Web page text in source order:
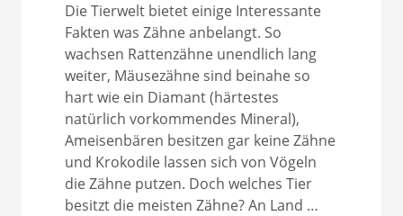
Die Tierwelt bietet einige Interessante
Fakten was Zähne anbelangt. So
wachsen Rattenzähne unendlich lang
weiter, Mäusezähne sind beinahe so
hart wie ein Diamant (härtestes
natürlich vorkommendes Mineral),
Ameisenbären besitzen gar keine Zähne
und Krokodile lassen sich von Vögeln
die Zähne putzen. Doch welches Tier
besitzt die meisten Zähne? An Land …